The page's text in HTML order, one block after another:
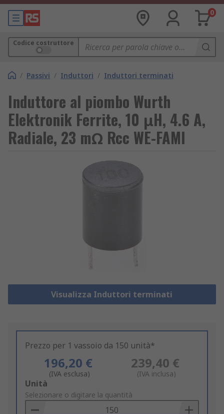
0
Codice costruttore
/ Passivi / Induttori / Induttori terminati
Induttore al piombo Wurth
Elektronik Ferrite, 10 μH, 4.6 A,
Radiale, 23 mΩ Rcc WE-FAMI
Visualizza Induttori terminati
Prezzo per 1 vassoio da 150 unità*
196,20 €
(IVA esclusa)
239,40 €
(IVA inclusa)
Add
to
Basket
Unità
Selezionare o digitare la quantità